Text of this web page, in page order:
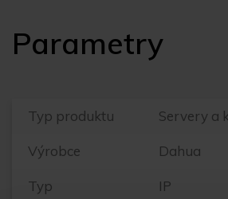
Parametry
Typ produktu Servery a
Výrobce Dahua
Typ IP